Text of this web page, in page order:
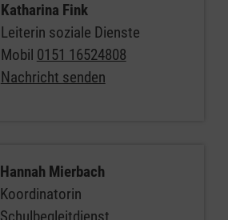
Katharina Fink
Leiterin soziale Dienste
Mobil 0151 16524808
Nachricht senden
Hannah Mierbach
Koordinatorin